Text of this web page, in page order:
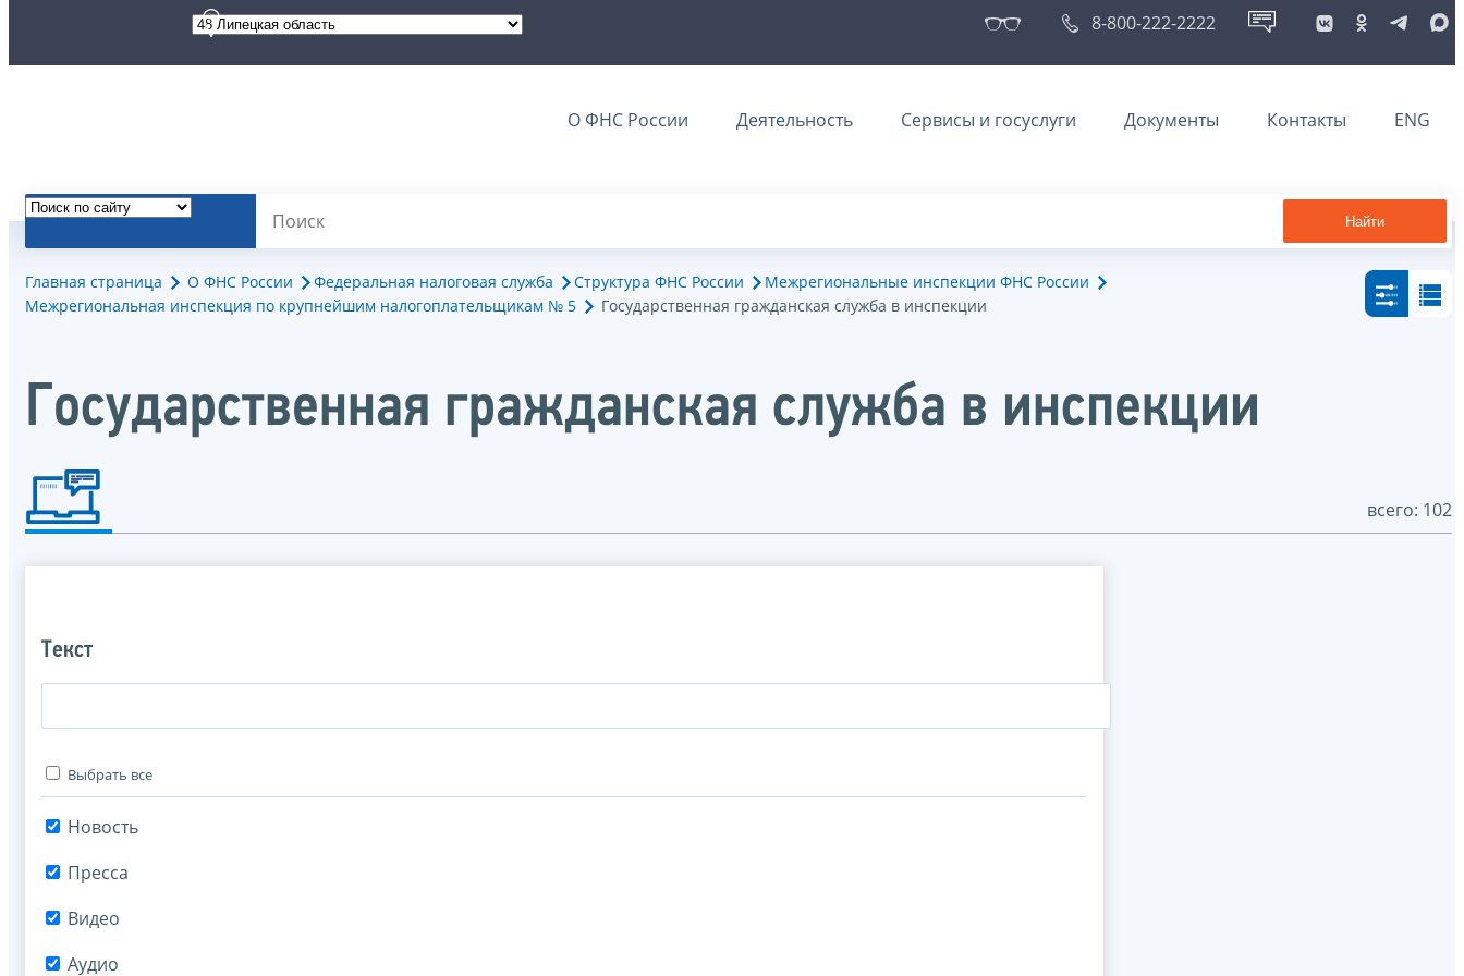
8-800-222-2222
О ФНС России Деятельность Сервисы и госуслуги Документы Контакты ENG
Найти
Главная страница О ФНС России Федеральная налоговая служба Структура ФНС России
Межрегиональные инспекции ФНС России
Межрегиональная инспекция по крупнейшим налогоплательщикам № 5
Государственная гражданская служба в инспекции
Государственная гражданская служба в инспекции
всего: 102
Текст
Выбрать все
Новость
Пресса
Видео
Аудио